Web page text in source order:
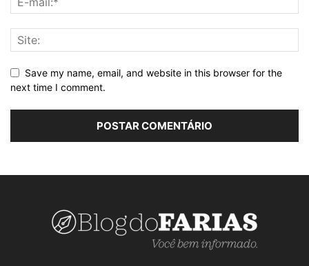
Save my name, email, and website in this browser for the
next time I comment.